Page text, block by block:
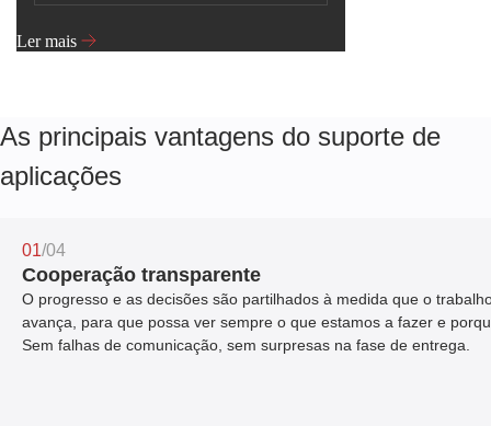
Ler mais
As principais vantagens do suporte de
aplicações
01/04
Cooperação transparente
O progresso e as decisões são partilhados à medida que o
avança, para que possa ver sempre o que estamos a fazer e
Sem falhas de comunicação, sem surpresas na fase de entrega.